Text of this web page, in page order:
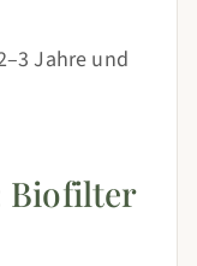
Jahre und
Biofilter